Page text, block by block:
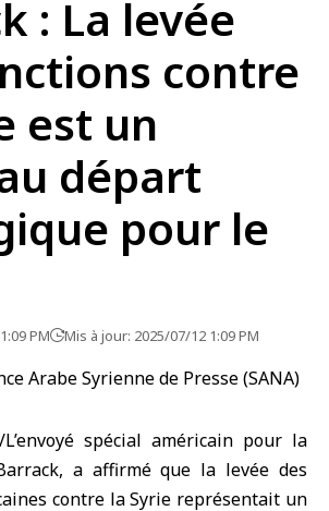
: La levée
contre
est un
départ
pour le
PM Mis à jour: 2025/07/12 1:09 PM
L’envoyé spécial américain pour la
a affirmé que la levée des
contre la Syrie représentait un